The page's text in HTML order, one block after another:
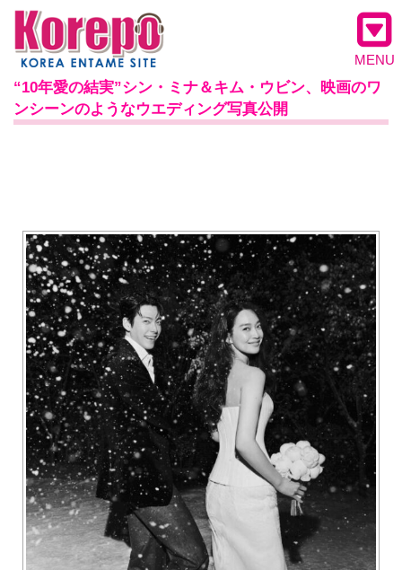
MENU
“10年愛の結実”シン・ミナ＆キム・ウビン、映画のワ
ンシーンのようなウエディング写真公開